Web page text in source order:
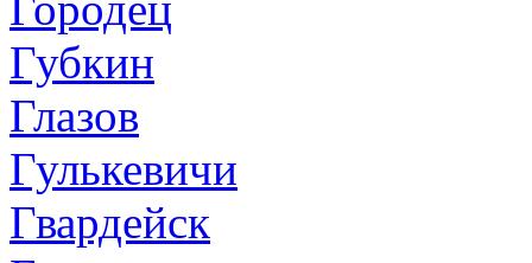
Губкин
Глазов
Гулькевичи
Гвардейск